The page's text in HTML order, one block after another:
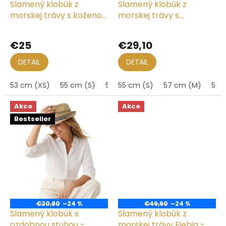
Slamený klobúk z
morskej trávy s koženou
hodnotenie
produktu
je
5,0
5
hviezdičiek.
€25
DETAIL
53 cm (XS) 55 cm (S) 57 cm (M) 59 cm (L) 61 cm
Slamený klobúk z
morskej trávy s
hodnotenie
produktu
je
5,0
5
hviezdičiek.
€29,10
DETAIL
55 cm (S) 57 cm (M) 59
Akce
Bestseller
€20,80 –24 %
Slamený klobúk s
Akce
€49,90 –24 %
Slamený klobúk z